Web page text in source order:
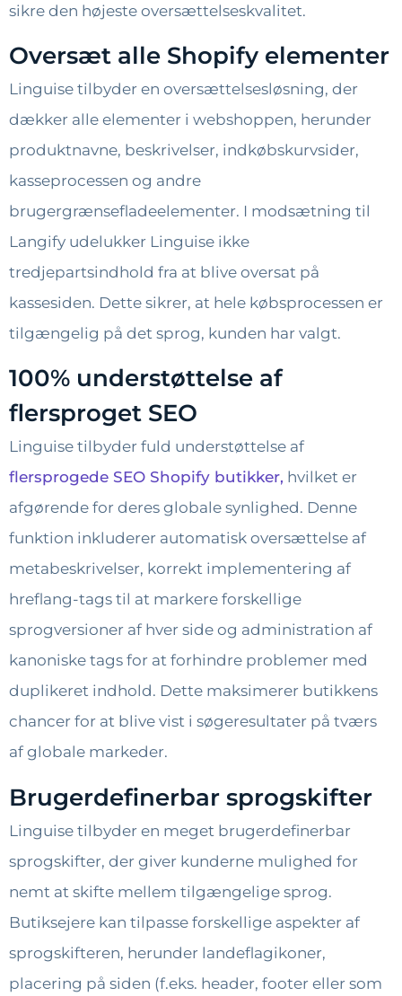
sikre den højeste oversættelseskvalitet.
Oversæt alle Shopify elementer
Linguise tilbyder en oversættelsesløsning, der
dækker alle elementer i webshoppen, herunder
produktnavne, beskrivelser, indkøbskurvsider,
kasseprocessen og andre
brugergrænsefladeelementer. I modsætning til
Langify udelukker Linguise ikke
tredjepartsindhold fra at blive oversat på
kassesiden. Dette sikrer, at hele købsprocessen er
tilgængelig på det sprog, kunden har valgt.
100% understøttelse af
flersproget SEO
Linguise tilbyder fuld understøttelse af
flersprogede SEO Shopify butikker, hvilket er
afgørende for deres globale synlighed. Denne
funktion inkluderer automatisk oversættelse af
metabeskrivelser, korrekt implementering af
hreflang-tags til at markere forskellige
sprogversioner af hver side og administration af
kanoniske tags for at forhindre problemer med
duplikeret indhold. Dette maksimerer butikkens
chancer for at blive vist i søgeresultater på tværs
af globale markeder.
Brugerdefinerbar sprogskifter
Linguise tilbyder en meget brugerdefinerbar
sprogskifter, der giver kunderne mulighed for
nemt at skifte mellem tilgængelige sprog.
Butiksejere kan tilpasse forskellige aspekter af
sprogskifteren, herunder landeflagikoner,
placering på siden (f.eks. header, footer eller som